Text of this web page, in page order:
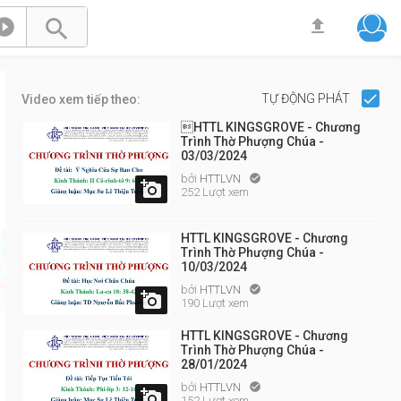
 
Video xem tiếp theo: TỰ ĐỘNG PHÁT

HTTL KINGSGROVE - Chương
Trình Thờ Phượng Chúa -
03/03/2024
bởi HTTLVN 
252 Lượt xem

HTTL KINGSGROVE - Chương
Trình Thờ Phượng Chúa -
10/03/2024
bởi HTTLVN 
190 Lượt xem
HTTL KINGSGROVE - Chương
Trình Thờ Phượng Chúa -
28/01/2024
bởi HTTLVN 